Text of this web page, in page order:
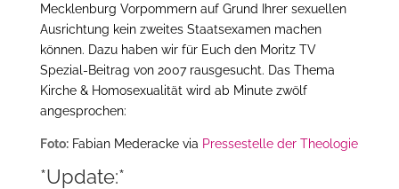
Mecklenburg Vorpommern auf Grund Ihrer sexuellen
Ausrichtung kein zweites Staatsexamen machen
können. Dazu haben wir für Euch den Moritz TV
Spezial-Beitrag von 2007 rausgesucht. Das Thema
Kirche & Homosexualität wird ab Minute zwölf
angesprochen:
Foto:Fabian Mederacke via Pressestelle der Theologie
*Update:*